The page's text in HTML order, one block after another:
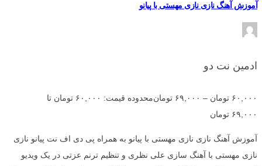
آموزش آهنگ نازی نازی مهستی با پیانو
ادمین نت دو
۶۰,۰۰۰ تومان – ۶۹,۰۰۰ تومان
محدوده قیمت: ۶۰,۰۰۰ تومان تا
۶۹,۰۰۰ تومان
آموزش آهنگ نازی نازی مهستی با پیانو به همراه پی دی اف نت پیانو نازی
نازی مهستی با آهنگ سازی علی نظری و تنظیم ترنم عزتی در یک ویدیو